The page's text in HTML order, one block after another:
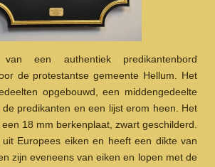
een authentiek predikantenbord
de protestantse gemeente Hellum. Het
opgebouwd, een middengedeelte
predikanten en een lijst erom heen. Het
18 mm berkenplaat, zwart geschilderd.
Europees eiken en heeft een dikte van
zijn eveneens van eiken en lopen met de